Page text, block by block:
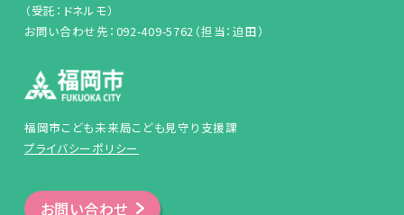
（受託：ドネルモ）
お問い合わせ先：092-409-5762（担当：迫田）
福岡市こども未来局こども見守り支援課
プライバシーポリシー
お問い合わせ